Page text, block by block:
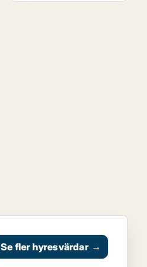
Se fler hyresvärdar →